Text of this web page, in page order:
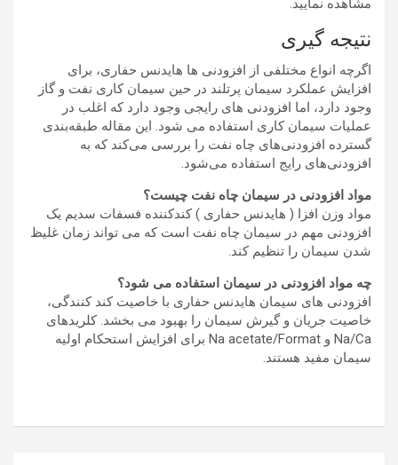
مشاهده نمایید.
نتیجه گیری
اگرچه انواع مختلفی از افزودنی ها هایدنس حفاری، برای
افزایش عملکرد سیمان پرتلند در حین سیمان کاری نفت و گاز
وجود دارد، اما افزودنی های رایجی وجود دارد که اغلب در
عملیات سیمان کاری استفاده می شود. این مقاله طبقه‌بندی
گسترده افزودنی‌های چاه نفت را بررسی می‌کند که به
افزودنی‌های رایج استفاده می‌شود.
مواد افزودنی در سیمان چاه نفت چیست؟
مواد وزن افزا ( هایدنس حفاری ) کندکننده فسفات سدیم یک
افزودنی مهم در سیمان چاه نفت است که می تواند زمان غلیظ
شدن سیمان را تنظیم کند.
چه مواد افزودنی در سیمان استفاده می شود؟
افزودنی های سیمان هایدنس حفاری با خاصیت کند کنندگی،
خاصیت جریان و گیرش سیمان را بهبود می بخشد. کلریدهای
Na/Ca و Na acetate/Format برای افزایش استحکام اولیه
سیمان مفید هستند.